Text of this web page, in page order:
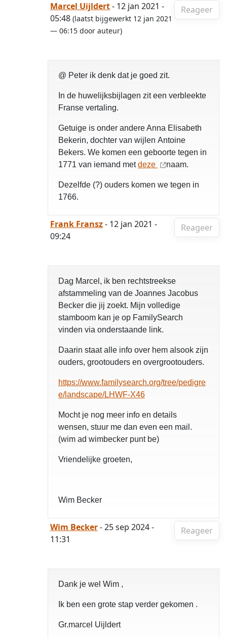
Reageer
Marcel Uijldert- 12 jan 2021 -
05:48 (laatst bijgewerkt 12 jan 2021
— 06:15 door auteur)
@ Peter ik denk dat je goed zit.
In de huwelijksbijlagen zit een verbleekte
Franse vertaling.
Getuige is onder andere Anna Elisabeth
Bekerin, dochter van wijlen Antoine
Bekers. We komen een geboorte tegen in
1771 van iemand metdeze naam.
Dezelfde (?) ouders komen we tegen in
1766.
Reageer
Frank Fransz- 12 jan 2021 -
09:24
Dag Marcel, ik ben rechtstreekse
afstammeling van de Joannes Jacobus
Becker die jij zoekt. Mijn volledige
stamboom kan je op FamilySearch
vinden via onderstaande link.
Daarin staat alle info over hem alsook zijn
ouders, grootouders en overgrootouders.
https://www.familysearch.org/tree/pedigre
e/landscape/LHWF-X46
Mocht je nog meer info en details
wensen, stuur me dan even een mail.
(wim ad wimbecker punt be)
Vriendelijke groeten,
Wim Becker
Reageer
Wim Becker- 25 sep 2024 -
11:31
Dank je wel Wim ,
Ik ben een grote stap verder gekomen .
Gr.marcel Uijldert